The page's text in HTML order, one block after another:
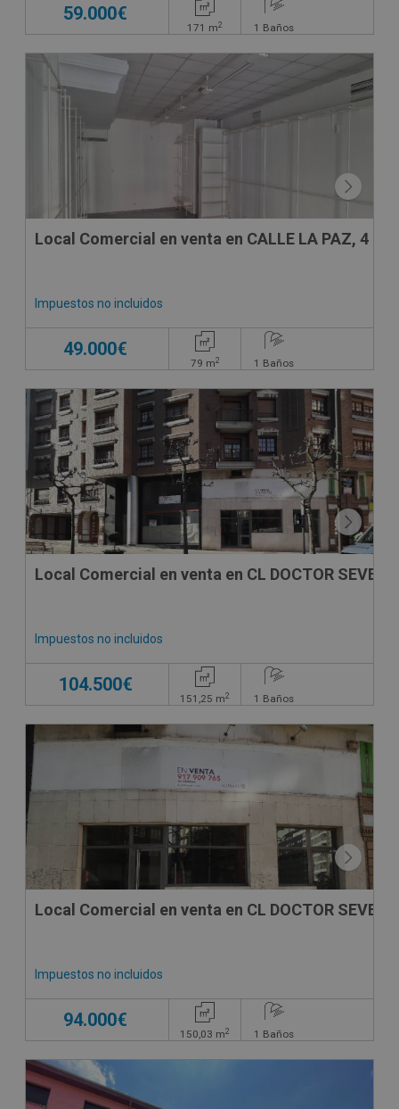
59.000€
171 m2 1 Baños
Local Comercial en venta en CALLE LA PAZ, 4
Impuestos no incluidos
49.000€
79 m2 1 Baños
SUJETO A IVA
Local Comercial en venta en CL DOCTOR
Impuestos no incluidos
104.500€
151,25 m2 1 Baños
SUJETO A IVA
Local Comercial en venta en CL DOCTOR
Impuestos no incluidos
94.000€
150,03 m2 1 Baños
SUJETO A IVA